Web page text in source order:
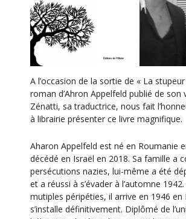
i
o
n
É
v
è
n
e
m
e
n
t
A l’occasion de la sortie de « La
roman d’Ahron Appelfeld publié de son
Zénatti, sa traductrice, nous fait
à librairie présenter ce livre magnifique.
Aharon Appelfeld est né en Roumanie
décédé en Israël en 2018. Sa famille a
persécutions nazies, lui-même a été
et a réussi à s’évader à l’automne
mutiples péripéties, il arrive en 1946 en
s’installe définitivement. Diplômé de